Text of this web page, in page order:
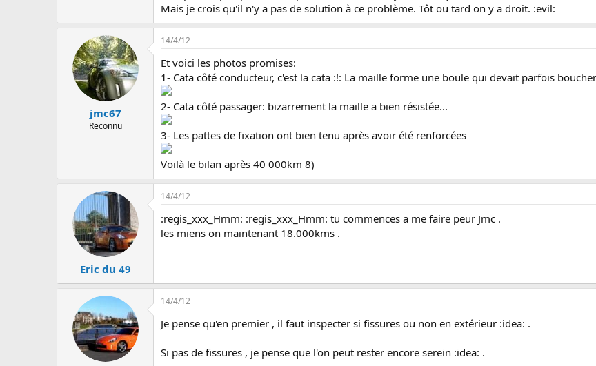
Mais je crois qu'il n'y a pas de solution à ce problème. Tôt ou tard on y a droit. :evil:
jmc67
Reconnu
14/4/12
Et voici les photos promises:
1- Cata côté conducteur, c'est la cata :!: La maille forme une boule qui devait parfois
2- Cata côté passager: bizarrement la maille a bien résistée...
3- Les pattes de fixation ont bien tenu après avoir été renforcées
Voilà le bilan après 40 000km 8)
Eric du 49
14/4/12
:regis_xxx_Hmm: :regis_xxx_Hmm: tu commences a me faire peur Jmc .
les miens on maintenant 18.000kms .
14/4/12
Je pense qu'en premier , il faut inspecter si fissures ou non en extérieur :idea: .
Si pas de fissures , je pense que l'on peut rester encore serein :idea: .